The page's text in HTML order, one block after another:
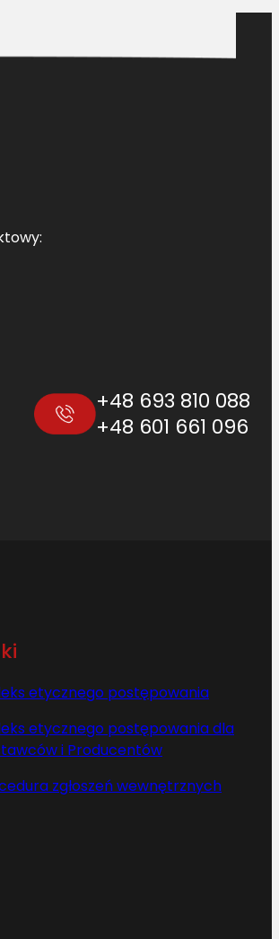
+48 693 810 088
+48 601 661 096
etycznego postępowania
etycznego postępowania dla
i Producentów
zgłoszeń wewnętrznych